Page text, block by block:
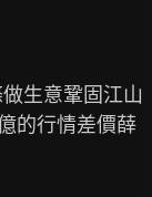
生意鞏固江山
的行情差價薛